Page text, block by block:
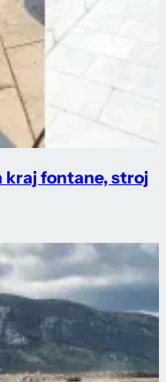
kraj fontane, stroj